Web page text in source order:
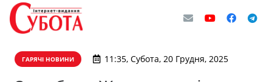
ГАРЯЧІ НОВИНИ 11:35, Субота, 20 Грудня, 2025